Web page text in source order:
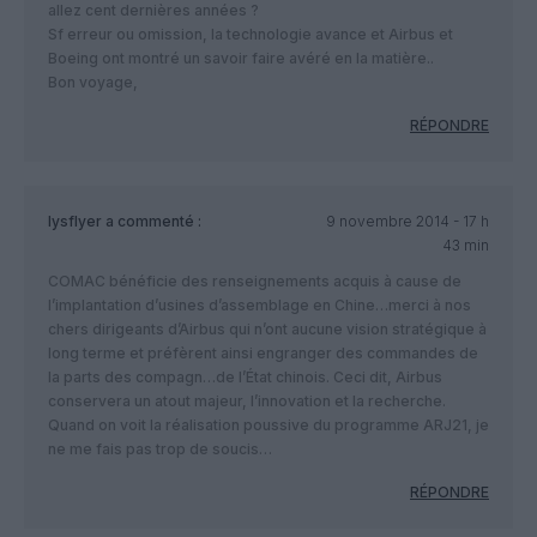
allez cent dernières années ?
Sf erreur ou omission, la technologie avance et Airbus et
Boeing ont montré un savoir faire avéré en la matière..
Bon voyage,
RÉPONDRE
lysflyer a commenté :
9 novembre 2014 - 17 h
43 min
COMAC bénéficie des renseignements acquis à cause de
l’implantation d’usines d’assemblage en Chine…merci à nos
chers dirigeants d’Airbus qui n’ont aucune vision stratégique à
long terme et préfèrent ainsi engranger des commandes de
la parts des compagn…de l’État chinois. Ceci dit, Airbus
conservera un atout majeur, l’innovation et la recherche.
Quand on voit la réalisation poussive du programme ARJ21, je
ne me fais pas trop de soucis…
RÉPONDRE